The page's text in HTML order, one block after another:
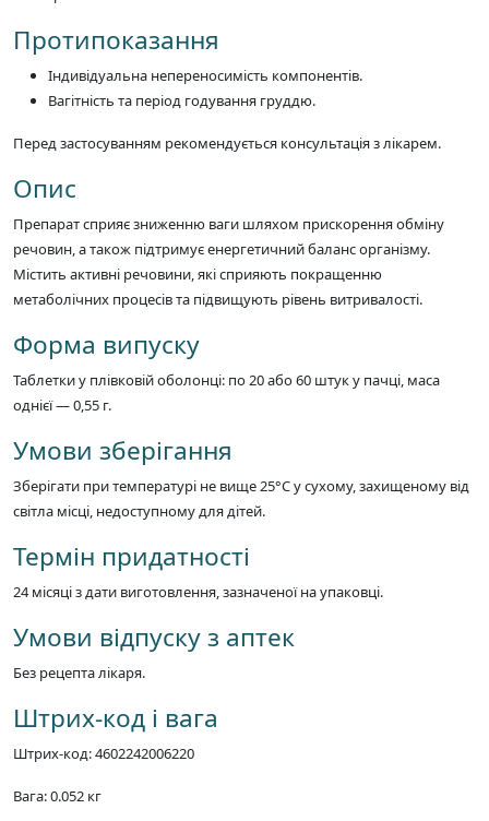
Протипоказання
Індивідуальна непереносимість компонентів.
Вагітність та період годування груддю.
Перед застосуванням рекомендується консультація з лікарем.
Опис
Препарат сприяє зниженню ваги шляхом прискорення обміну
речовин, а також підтримує енергетичний баланс організму.
Містить активні речовини, які сприяють покращенню
метаболічних процесів та підвищують рівень витривалості.
Форма випуску
Таблетки у плівковій оболонці: по 20 або 60 штук у пачці, маса
однієї — 0,55 г.
Умови зберігання
Зберігати при температурі не вище 25°C у сухому, захищеному від
світла місці, недоступному для дітей.
Термін придатності
24 місяці з дати виготовлення, зазначеної на упаковці.
Умови відпуску з аптек
Без рецепта лікаря.
Штрих-код і вага
Штрих-код: 4602242006220
Вага: 0.052 кг